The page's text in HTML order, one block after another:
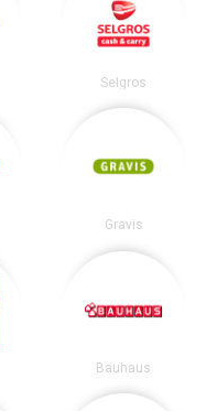
Selgros
Gravis
Bauhaus